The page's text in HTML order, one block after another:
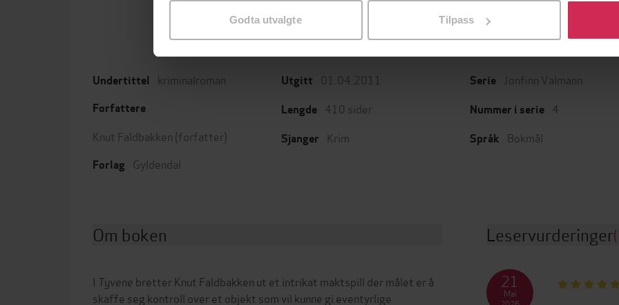
Godta utvalgte Tilpass
Undertittel kriminalroman
Forfattere
Knut Faldbakken (forfatter)
Forlag Gyldendal
Utgitt 01.04.2011
Lengde 410 sider
Sjanger Krim
Serie Jonfinn Valmann
Nummer i serie 4
Språk Bokmål
Om boken
I Tyvene bretter Knut Faldbakken ut et intrikat maktspill der målet er å
skaffe seg kontroll over et objekt som vil kunne gi eventyrlige
Leservurderinger
21
Mai